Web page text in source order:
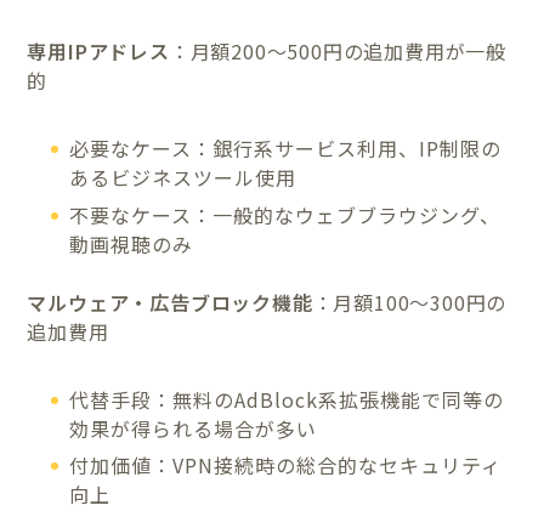
専用IPアドレス ：月額200〜500円の追加費用が一般
的
必要なケース：銀行系サービス利用、IP制限の
あるビジネスツール使用
不要なケース：一般的なウェブブラウジング、
動画視聴のみ
マルウェア・広告ブロック機能 ：月額100〜300円の
追加費用
代替手段：無料のAdBlock系拡張機能で同等の
効果が得られる場合が多い
付加価値：VPN接続時の総合的なセキュリティ
向上